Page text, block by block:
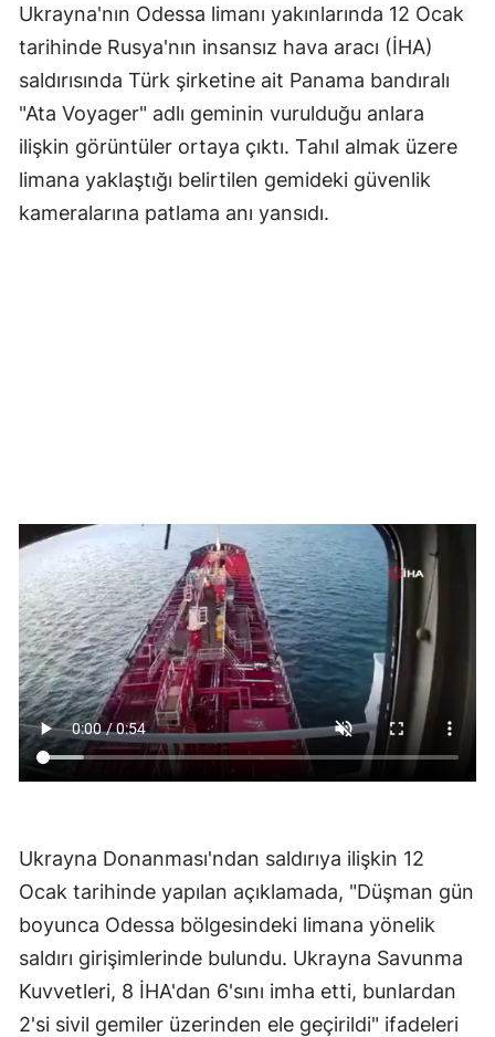
Ukrayna'nın Odessa limanı yakınlarında 12 Ocak
tarihinde Rusya'nın insansız hava aracı (İHA)
saldırısında Türk şirketine ait Panama bandıralı
"Ata Voyager" adlı geminin vurulduğu anlara
ilişkin görüntüler ortaya çıktı. Tahıl almak üzere
limana yaklaştığı belirtilen gemideki güvenlik
kameralarına patlama anı yansıdı.
Ukrayna Donanması'ndan saldırıya ilişkin 12
Ocak tarihinde yapılan açıklamada, "Düşman gün
boyunca Odessa bölgesindeki limana yönelik
saldırı girişimlerinde bulundu. Ukrayna Savunma
Kuvvetleri, 8 İHA'dan 6'sını imha etti, bunlardan
2'si sivil gemiler üzerinden ele geçirildi" ifadeleri